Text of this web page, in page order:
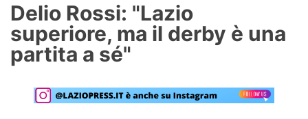
Formello
Infortuni
Primavera
Delio Rossi: "Lazio
superiore, ma il derby è una
partita a sé"